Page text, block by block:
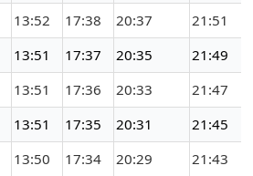
13:52 17:38 20:37
21:51
13:51 17:37 20:35
21:49
13:51 17:36 20:33
21:47
13:51 17:35 20:31
21:45
13:50 17:34 20:29 21:43